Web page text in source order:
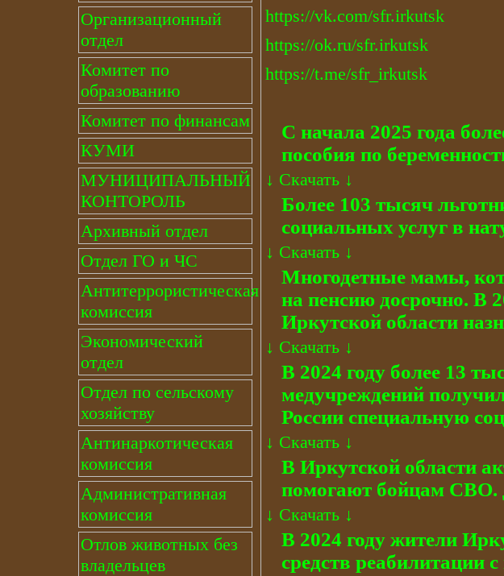
Организационный
отдел
Комитет по
образованию
Комитет по финансам
КУМИ
МУНИЦИПАЛЬНЫЙ
КОНТОРОЛЬ
Архивный отдел
Отдел ГО и ЧС
Антитеррористическая
комиссия
Экономический
отдел
Отдел по сельскому
хозяйству
Антинаркотическая
комиссия
Административная
комиссия
Отлов животных без
владельцев
https://vk.com/sfr.irkutsk
https://ok.ru/sfr.irkutsk
https://t.me/sfr_irkutsk
С начала 2025 года
пособия по
↓ Скачать ↓
Более 103 тысяч
социальных услуг в
↓ Скачать ↓
Многодетные мамы,
на пенсию досрочно. В
Иркутской области
↓ Скачать ↓
В 2024 году более 13
медучреждений
России специальную
↓ Скачать ↓
В Иркутской области
помогают бойцам СВО.
↓ Скачать ↓
В 2024 году жители
средств реабилитации